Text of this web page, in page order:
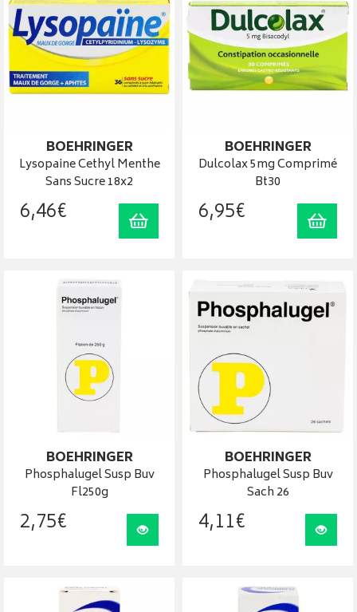
BOEHRINGER
Lysopaine Cethyl Menthe
Sans Sucre 18x2
6,46€ Ajouter au panier
BOEHRINGER
Dulcolax 5mg Comprimé
Bt30
6,95€
BOEHRINGER
Phosphalugel Susp Buv
Fl250g
2,75€ Visualiser
BOEHRINGER
Phosphalugel Susp Buv
Sach 26
4,11€